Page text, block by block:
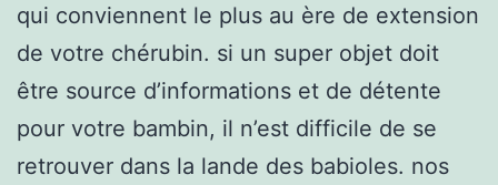
qui conviennent le plus au ère de extension
de votre chérubin. si un super objet doit
être source d’informations et de détente
pour votre bambin, il n’est difficile de se
retrouver dans la lande des babioles. nos